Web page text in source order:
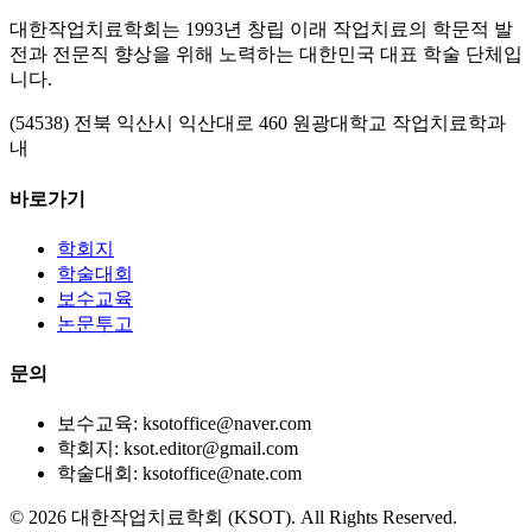
대한작업치료학회는 1993년 창립 이래 작업치료의 학문적 발
전과 전문직 향상을 위해 노력하는 대한민국 대표 학술 단체입
니다.
(54538) 전북 익산시 익산대로 460 원광대학교 작업치료학과
내
바로가기
학회지
학술대회
보수교육
논문투고
문의
보수교육: ksotoffice@naver.com
학회지: ksot.editor@gmail.com
학술대회: ksotoffice@nate.com
© 2026 대한작업치료학회 (KSOT). All Rights Reserved.